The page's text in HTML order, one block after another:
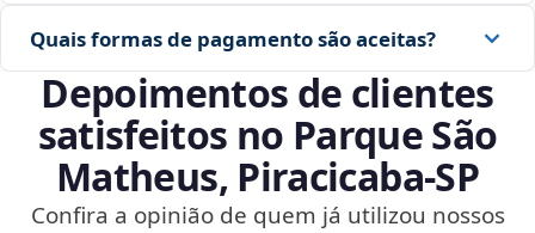
Quais formas de pagamento são aceitas?
Depoimentos de clientes
satisfeitos no Parque São
Matheus, Piracicaba‑SP
Confira a opinião de quem já utilizou nossos